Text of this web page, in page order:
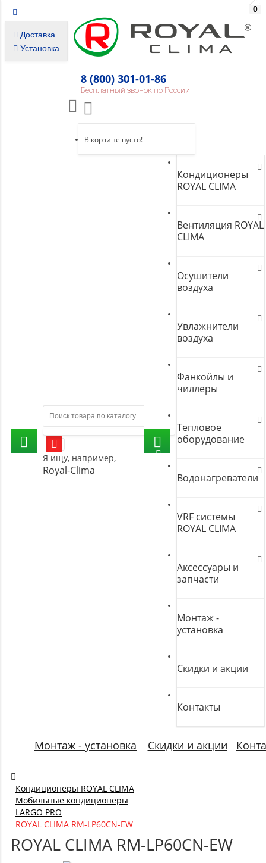
Доставка
Установка
8 (800) 301-01-86
Бесплатный звонок по России
0
В корзине пусто!
Я ищу, например,
Royal-Clima
Кондиционеры
ROYAL CLIMA
Вентиляция ROYAL
CLIMA
Осушители
воздуха
Увлажнители
воздуха
Фанкойлы и
чиллеры
Тепловое
оборудование
Водонагреватели
VRF системы
ROYAL CLIMA
Аксессуары и
запчасти
Монтаж -
установка
Скидки и акции
Контакты
Монтаж - установка Скидки и акции
Кондиционеры ROYAL CLIMA
Мобильные кондиционеры
LARGO PRO
ROYAL CLIMA RM-LP60CN-EW
ROYAL CLIMA RM-LP60CN-EW